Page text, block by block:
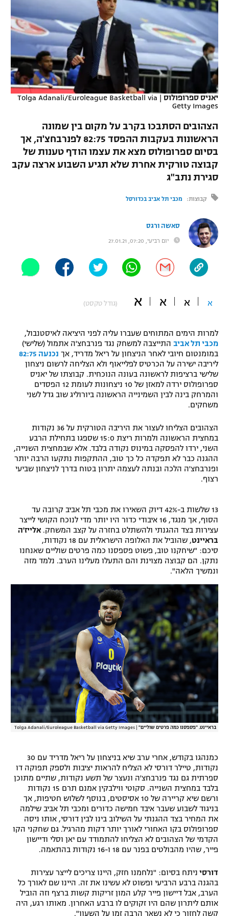
VOD
רץ ברשת
תוצאות
לוח שידורים
ברחבה
"מחצית בשכונה" – פודקאסט
משתתפים וזוכים בפרסים
תקנון משתתפים וזוכים בפרסים
תקנון עבור פעילות אלקטרה
תקנון עבור פעילות ספורט 1 – "מרלן"
גיימינג E-Sports
תנאי שימוש
תקנון פעילות ספורט 1
רשיון להקרנה פומבית לבית עסק
לוח דרושים – ג'ובנט
תגיות
המגזין
נבחרת ישראל
מכבי חיפה
בית"ר ירושלים
מכבי תל אביב
הפועל תל אביב
הפועל חיפה
הפועל באר שבע
ליגה ספרדית
ליגה איטלקית
ליגה צרפתית
ליגה הולנדית
ליגה ברזילאית
ליגות נוספות
כדורסל נשים
מכבי תל אביב
הפועל חולון
הפועל ירושלים
דני אבדיה
יורוקאפ
טניס
כדוריד
כדורעף
שחייה
ג'ודו
אגרוף
ספורט אולימפי
UFC
היאבקות WWE
אופניים
ספורט מוטורי
כדורמים
בייסבול MLB
ספורט אתגרי ואקסטרים
אומנויות לחימה
יאניס ספרופולוס |
Tolga Adanali/Euroleague Basketball via
Getty Images
הצהובים הסתבכו בקרב על מקום בין שמונה
הראשונות בעקבות ההפסד 82:75 לפנרבחצ'ה, אך
בסיום ספרופולוס מצא את עצמו הודף טענות של
קבוצה טורקית אחרת שלא תגיע השבוע ארצה עקב
סגירת נתב"ג
קבוצות: מכבי תל אביב בכדורסל
סאשה ורגס
יום רביעי, 07:20, 27.01.21
א א א א (גודל טקסט)
למרות הימים המתוחים שעברו עליה לפני היציאה לאיסטנבול,
מכבי תל אביב התייצבה למשחק נגד פנרבחצ'ה אתמול (שלישי)
במומנטום חיובי לאחר הניצחון על ריאל מדריד, אך נכנעה 82:75
ליריבה ישירה על הכרטיס לפלייאוף ולא הצליחה לרשום ניצחון
שלישי ברציפות לראשונה בעונה הנוכחית. קבוצתו של יאניס
ספרופולוס ירדה למאזן של 10 ניצחונות לעומת 12 הפסדים
והמרחק בינה לבין השמינייה הראשונה ביורוליג שוב גדל לשני
משחקים.
הצהובים הצליחו לעצור את היריבה הטורקית על 36 נקודות
במחצית הראשונה ולמרות ריצת 15:0 שספגו בתחילת הרבע
השני, ירדו להפסקה במינוס נקודה בלבד. אלא שבמחצית השנייה,
ההגנה כבר לא תפקדה כל כך טוב, ההתקפות נתקעו הרבה יותר
ופנרבחצ'ה הלכה ובנתה לעצמה יתרון בטוח בדרך לניצחון שביעי
רצוף.
13 שלשות ב-42% דיוק השאירו את מכבי תל אביב קרובה עד
הסוף, אך מנגד, 16 איבודי כדור היו יותר מדי לנוכח הקושי לייצר
עצירות בצד ההגנתי ולהשתלט בחזרה על קצב המשחק. אלייז'ה
בראיינט
, שהוביל את האלופה הישראלית עם 18 נקודות,
סיכם: "שיחקנו טוב, פשוט פספסנו כמה פרטים שוליים שאנחנו
נתקן. הם קבוצה מצוינת והם התעלו מעלינו הערב. נלמד מזה
ונמשיך הלאה".
בראיינט. "פספסנו כמה פרטים שוליים" Tolga Adanali/Euroleague Basketball via Getty Images
כמנהגו בקודש, אחרי ערב שיא בניצחון על ריאל מדריד עם 30
נקודות, טיילר דורסי לא הצליח להראות יציבות ולספק תפוקה דו
ספרתית גם נגד פנרבחצ'ה ונעצר של תשע נקודות, שתיים מתוכן
בלבד במחצית השנייה. סקוטי ווילבקין אמנם תרם 15 נקודות
ורשם שיא קריירה של 10 אסיסטים, בנוסף לשלוש חטיפות, אך
בניגוד לשבוע שעבר איבד חמישה כדורים ומכבי תל אביב שילמה
את המחיר בצד ההגנתי על השילוב בינו לבין דורסי, אותו ניסה
ספרופולוס בקו האחורי לאורך יותר דקות מהרגיל. גם שחקני הקו
הקדמי של הצהובים לא הצליחו להתמודד עם יאן וסלי ודיישון
פייר, שהיו מהבולטים בפנר עם 18 ו-16 נקודות בהתאמה.
דורסי ניתח בסיום: "נלחמנו חזק, היינו צריכים לייצר עצירות
בהגנה ברבע הרביעי ופשוט לא עשינו את זה. היינו שם לאורך כל
הערב, אבל דיישון פייר קלע המון זריקות קשות ברצף וזה הוביל
אותם ליתרון שהם היו זקוקים לו ברבע האחרון. מאותו רגע, היה
קשה לחזור כי לא נשאר הרבה זמן על השעון".